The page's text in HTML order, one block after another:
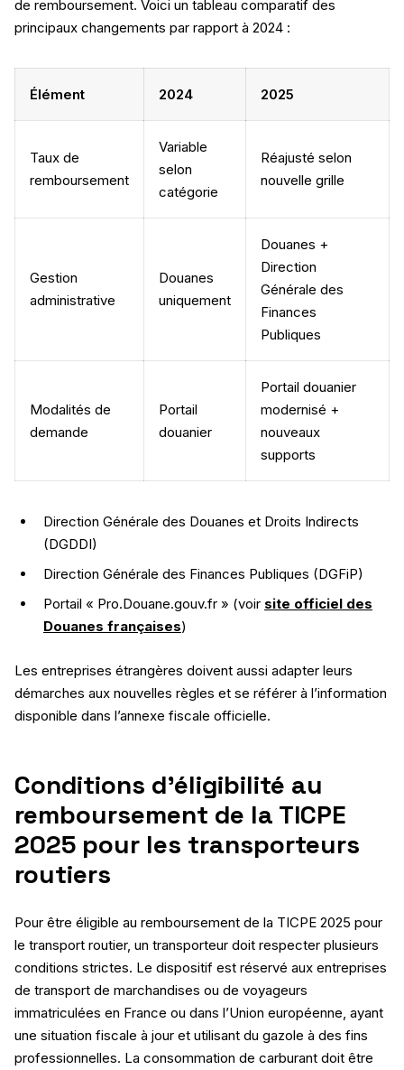
de remboursement. Voici un tableau comparatif des
principaux changements par rapport à 2024 :
Élément 2024 2025
Taux de
remboursement
Variable
selon
catégorie
Réajusté selon
nouvelle grille
Gestion
administrative
Douanes
uniquement
Douanes +
Direction
Générale des
Finances
Publiques
Modalités de
demande
Portail
douanier
Portail douanier
modernisé +
nouveaux
supports
Direction Générale des Douanes et Droits Indirects
(DGDDI)
Direction Générale des Finances Publiques (DGFiP)
Portail « Pro.Douane.gouv.fr » (voir site officiel des
Douanes françaises)
Les entreprises étrangères doivent aussi adapter leurs
démarches aux nouvelles règles et se référer à l’information
disponible dans l’annexe fiscale officielle.
Conditions d’éligibilité au
remboursement de la TICPE
2025 pour les transporteurs
routiers
Pour être éligible au remboursement de la TICPE 2025 pour
le transport routier, un transporteur doit respecter plusieurs
conditions strictes. Le dispositif est réservé aux entreprises
de transport de marchandises ou de voyageurs
immatriculées en France ou dans l’Union européenne, ayant
une situation fiscale à jour et utilisant du gazole à des fins
professionnelles. La consommation de carburant doit être